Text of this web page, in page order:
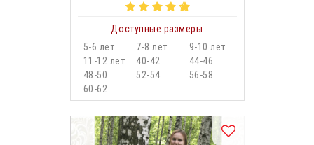
Доступные размеры
5-6 лет
7-8 лет
9-10 лет
11-12 лет
40-42
44-46
48-50
52-54
56-58
60-62